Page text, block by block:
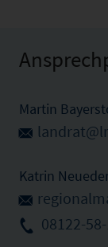
Martin
Katrin
08122-